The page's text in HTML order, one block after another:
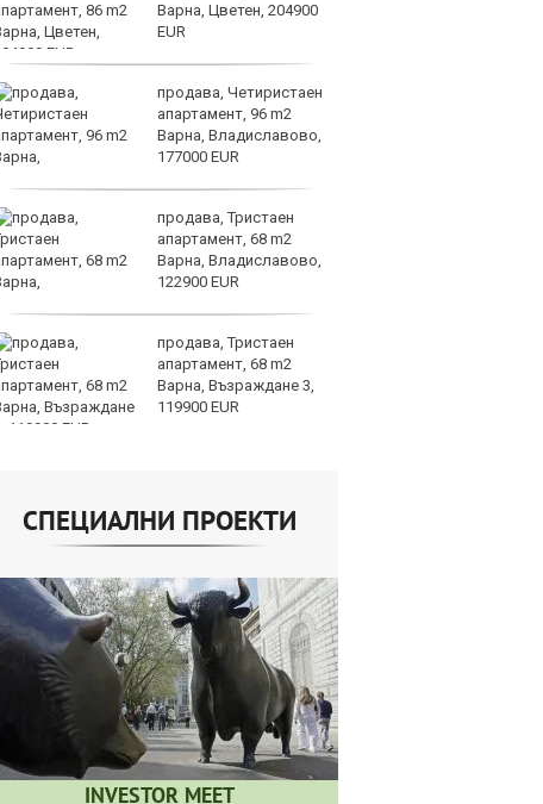
Варна, Цветен, 204900
EUR
продава, Четиристаен
апартамент, 96 m2
Варна, Владиславово,
177000 EUR
продава, Тристаен
апартамент, 68 m2
Варна, Владиславово,
122900 EUR
продава, Тристаен
апартамент, 68 m2
Варна, Възраждане 3,
119900 EUR
СПЕЦИАЛНИ ПРОЕКТИ
INVESTOR MEET